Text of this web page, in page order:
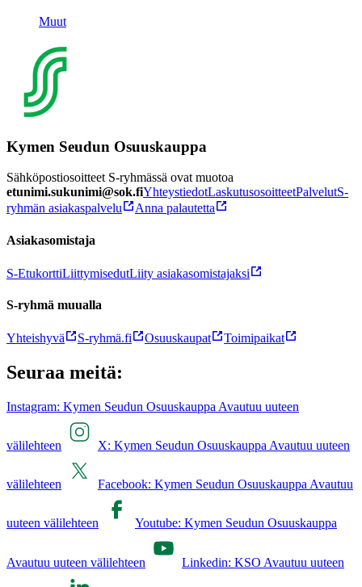
Muut
Kymen Seudun Osuuskauppa
Sähköpostiosoitteet S-ryhmässä ovat muotoa
etunimi.sukunimi@sok.fiYhteystiedotLaskutusosoitteetPalvelutS-
ryhmän asiakaspalvelu
Anna palautetta
Asiakasomistaja
S-EtukorttiLiittymisedutLiity asiakasomistajaksi
S-ryhmä muualla
Yhteishyvä S-ryhmä.fi Osuuskaupat Toimipaikat
Seuraa meitä:
Instagram: Kymen Seudun Osuuskauppa Avautuu uuteen
välilehteen X: Kymen Seudun Osuuskauppa Avautuu uuteen
välilehteen Facebook: Kymen Seudun Osuuskauppa Avautuu
uuteen välilehteen Youtube: Kymen Seudun Osuuskauppa
Avautuu uuteen välilehteen Linkedin: KSO Avautuu uuteen